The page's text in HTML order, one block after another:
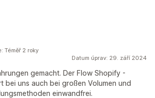
Datum úprav: 29. září 2024
gemacht. Der Flow Shopify -
bei uns auch bei großen Volumen und
einwandfrei.
Téměř 2 roky